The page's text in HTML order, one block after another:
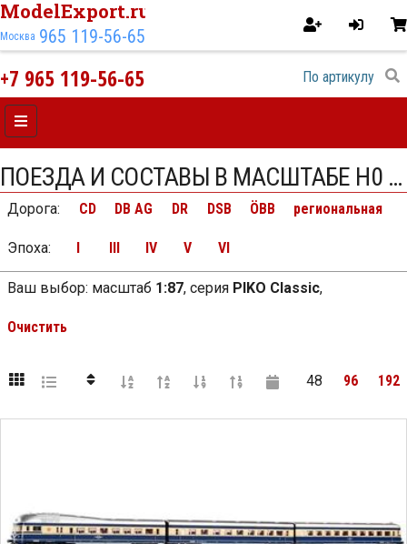
ModelExport.ru
Москва 965 119-56-65
+7 965 119-56-65
ПОЕЗДА И СОСТАВЫ В МАСШТАБЕ H0 (1:87 16.5 ММ) , СЕРИЯ PIKO CLASSIC
Дорога: CD DB AG DR DSB ÖBB региональная
Эпоха: I III IV V VI
Ваш выбор: масштаб 1:87, серия PIKO Classic,
Очистить
48 96 192